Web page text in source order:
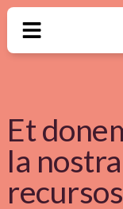
Et
la